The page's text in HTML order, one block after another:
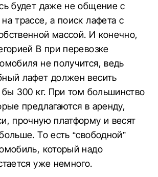
будет даже не общение с
трассе, а поиск лафета с
массой. И конечно,
В при перевозке
не получится, ведь
лафет должен весить
бы 300 кг. При том большинство
предлагаются в аренду,
прочную платформу и весят
То есть “свободной”
который надо
уже немного.